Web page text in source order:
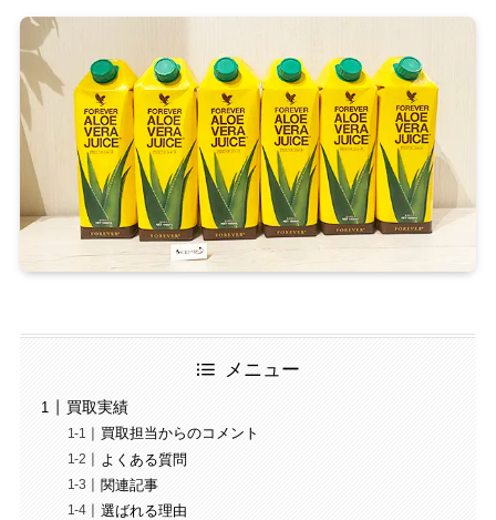
メニュー
買取実績
買取担当からのコメント
よくある質問
関連記事
選ばれる理由